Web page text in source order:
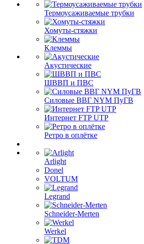
Термоусаживаемые трубки
Хомуты-стяжки
Клеммы
Акустические
ШВВП и ПВС
Силовые ВВГ NYM ПуГВ
Интернет FTP UTP
Ретро в оплётке
Arlight
Donel
VOLTUM
Legrand
Schneider-Merten
Werkel